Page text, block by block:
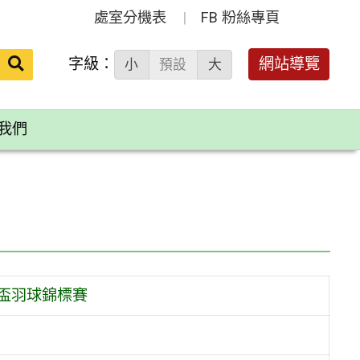
處室分機表 FB 粉絲專頁
送出 字級： 小 預設 大 網站導覽
們
羽球錦標賽